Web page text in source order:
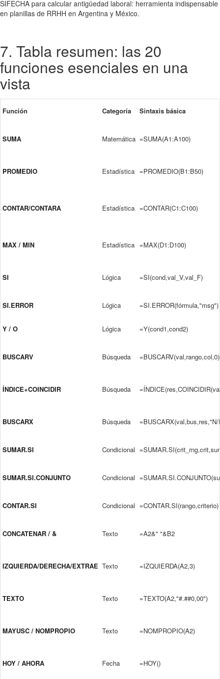
SIFECHA para calcular antigüedad laboral: herramienta indispensable
en planillas de RRHH en Argentina y México.
7. Tabla resumen: las 20
funciones esenciales en una
vista
Función Categoría Sintaxis básica
SUMA Matemática =SUMA(A1:A100)
PROMEDIO Estadística =PROMEDIO(B1:B50)
CONTAR/CONTARA Estadística =CONTAR(C1:C100)
MAX / MIN Estadística =MAX(D1:D100)
SI Lógica =SI(cond,val_V,val_F)
SI.ERROR Lógica =SI.ERROR(fórmula,"msg")
Y / O Lógica =Y(cond1,cond2)
BUSCARV Búsqueda =BUSCARV(val,rango,col,0)
ÍNDICE+COINCIDIR Búsqueda
BUSCARX Búsqueda
SUMAR.SI Condicional
SUMAR.SI.CONJUNTO Condicional
CONTAR.SI Condicional =CONTAR.SI(rango,criterio)
CONCATENAR / & Texto =A2&" "&B2
IZQUIERDA/DERECHA/EXTRAE Texto =IZQUIERDA(A2,3)
TEXTO Texto =TEXTO(A2,"#.##0,00")
MAYUSC / NOMPROPIO Texto =NOMPROPIO(A2)
HOY / AHORA Fecha =HOY()